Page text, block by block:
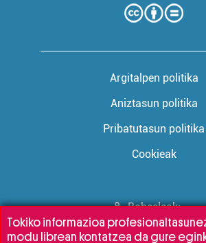
Argitalpen politika
Aniztasun politika
Pribatutasun politika
Cookieak
Babesleak:
Tokiko informazioa
modu librean kontatzea da gure